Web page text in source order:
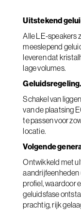
Uitstekend
Alle LE-speakers
meeslepend
leveren dat
lage volumes.
Geluidsregeling.
Schakel van
van de plaatsing
te passen voor
locatie.
Volgende
Ontwikkeld met
profiel, waardoor
geluidsfase
prachtig, rijk